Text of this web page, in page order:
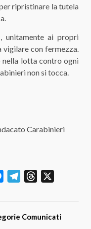
ripristinare la tutela
unitamente ai propri
con fermezza.
nella lotta contro ogni
non si tocca.
Carabinieri
MessengerTelegramThreads
Comunicati